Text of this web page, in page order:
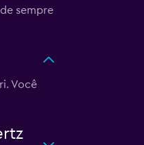
sempre
Você